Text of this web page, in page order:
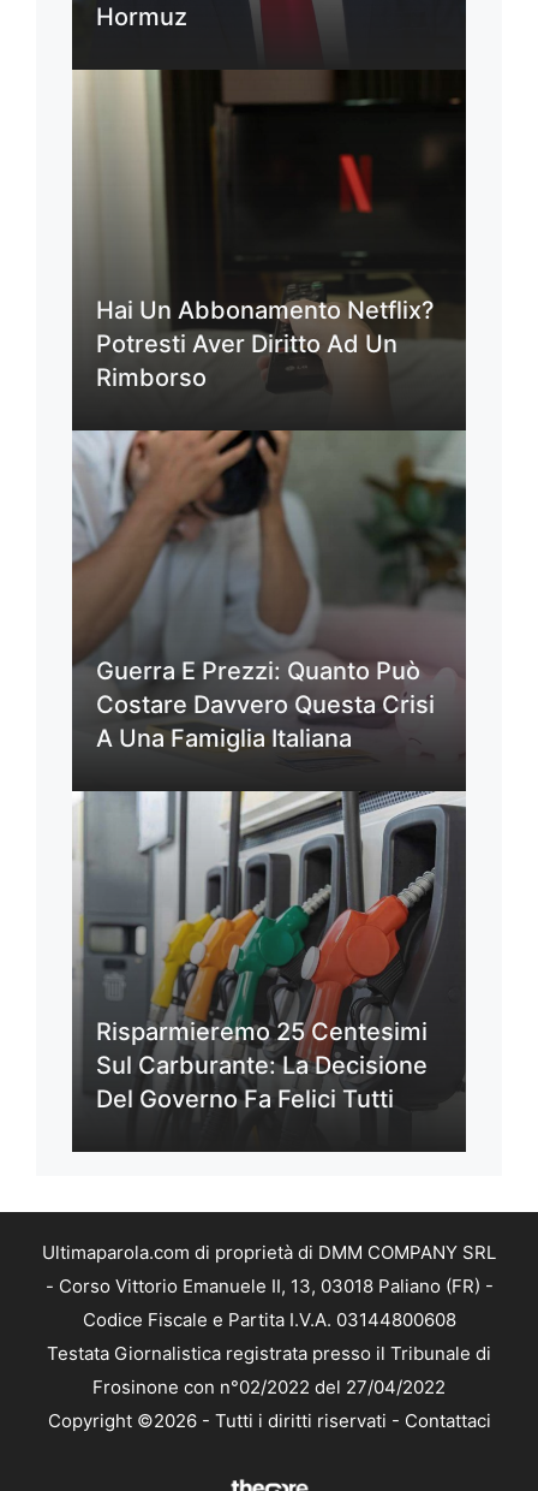
Hormuz
Hai Un Abbonamento Netflix?
Potresti Aver Diritto Ad Un
Rimborso
Guerra E Prezzi: Quanto Può
Costare Davvero Questa Crisi
A Una Famiglia Italiana
Risparmieremo 25 Centesimi
Sul Carburante: La Decisione
Del Governo Fa Felici Tutti
Ultimaparola.com di proprietà di DMM COMPANY SRL
- Corso Vittorio Emanuele II, 13, 03018 Paliano (FR) -
Codice Fiscale e Partita I.V.A. 03144800608
Testata Giornalistica registrata presso il Tribunale di
Frosinone con n°02/2022 del 27/04/2022
Copyright ©2026 - Tutti i diritti riservati - Contattaci